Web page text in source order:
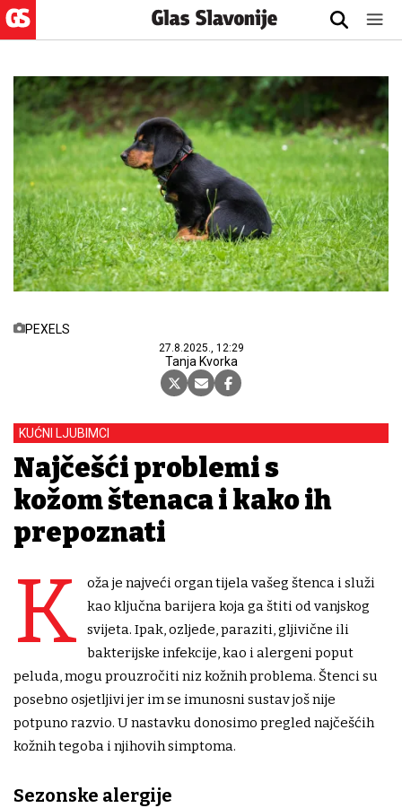
PEXELS
27.8.2025., 12:29
Tanja Kvorka
KUĆNI LJUBIMCI
Najčešći problemi s
kožom štenaca i kako ih
prepoznati
K
oža je najveći organ tijela vašeg štenca i služi
kao ključna barijera koja ga štiti od vanjskog
svijeta. Ipak, ozljede, paraziti, gljivične ili
bakterijske infekcije, kao i alergeni poput
peluda, mogu prouzročiti niz kožnih problema. Štenci su
posebno osjetljivi jer im se imunosni sustav još nije
potpuno razvio. U nastavku donosimo pregled najčešćih
kožnih tegoba i njihovih simptoma.
Sezonske alergije